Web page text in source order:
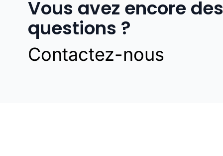
Vous avez encore des
questions ?
Contactez-nous